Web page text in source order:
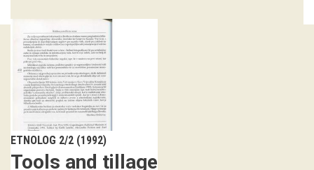
Virtualni sprehodi
Razstavni projekti
Napovednik
Arhiv razstav
dogodki
ETNOLOG 2/2 (1992)
Tools and tillage